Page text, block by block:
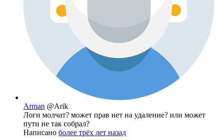
Arman @Arik
Логи молчат? может прав нет на удаление? или может
пути не так собрал?
Написано более трёх лет назад